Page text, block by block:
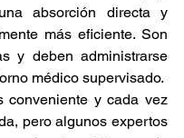
absorción directa y
más eficiente. Son
y deben administrarse
médico supervisado.
conveniente y cada vez
pero algunos expertos